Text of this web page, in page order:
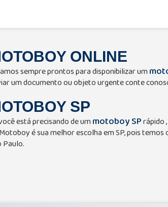
ONLINE
sempre prontos para disponibilizar um
um documento ou objeto urgente conte
SP
está precisando de ummotoboy SPrápido
é sua melhor escolha em SP, pois
Paulo.